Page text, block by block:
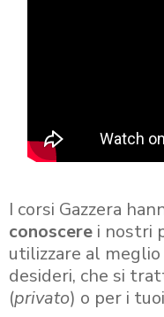
I corsi Gazzera
conoscere i nostri
utilizzare al
desideri, che si
(privato) o per i